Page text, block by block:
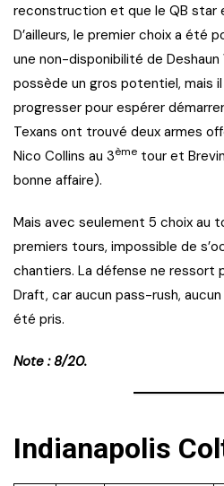
reconstruction et que le QB star
D’ailleurs, le premier choix a été
une non-disponibilité de Deshaun
possède un gros potentiel, mais
progresser pour espérer
Texans ont trouvé deux armes
Nico Collins au 3ème tour et
bonne affaire).
Mais avec seulement 5 choix au
premiers tours, impossible de
chantiers. La défense ne
Draft, car aucun pass-rush,
été pris.
Note : 8/20.
Indianapolis